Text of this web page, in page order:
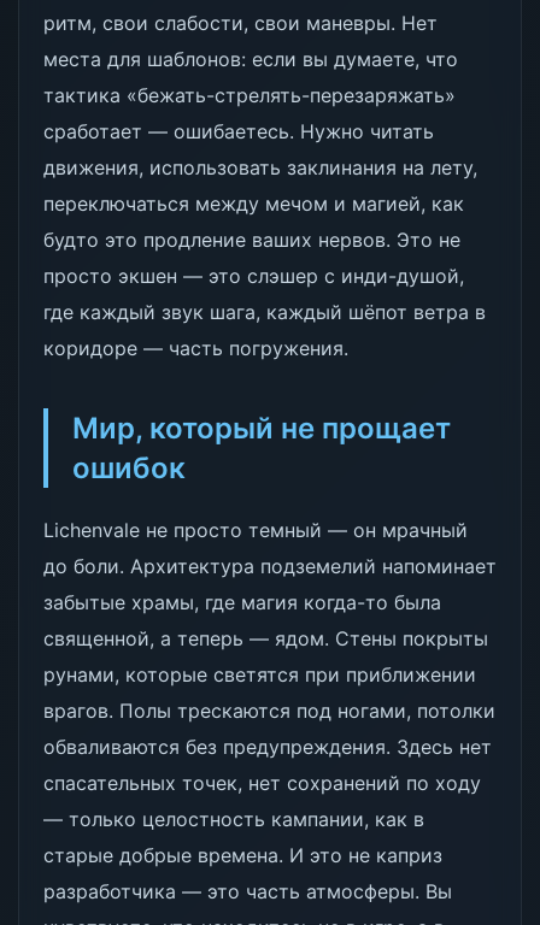
ритм, свои слабости, свои маневры. Нет
места для шаблонов: если вы думаете, что
тактика «бежать-стрелять-перезаряжать»
сработает — ошибаетесь. Нужно читать
движения, использовать заклинания на лету,
переключаться между мечом и магией, как
будто это продление ваших нервов. Это не
просто экшен — это слэшер с инди-душой,
где каждый звук шага, каждый шёпот ветра в
коридоре — часть погружения.
Мир, который не прощает
ошибок
Lichenvale не просто темный — он мрачный
до боли. Архитектура подземелий напоминает
забытые храмы, где магия когда-то была
священной, а теперь — ядом. Стены покрыты
рунами, которые светятся при приближении
врагов. Полы трескаются под ногами, потолки
обваливаются без предупреждения. Здесь нет
спасательных точек, нет сохранений по ходу
— только целостность кампании, как в
старые добрые времена. И это не каприз
разработчика — это часть атмосферы. Вы